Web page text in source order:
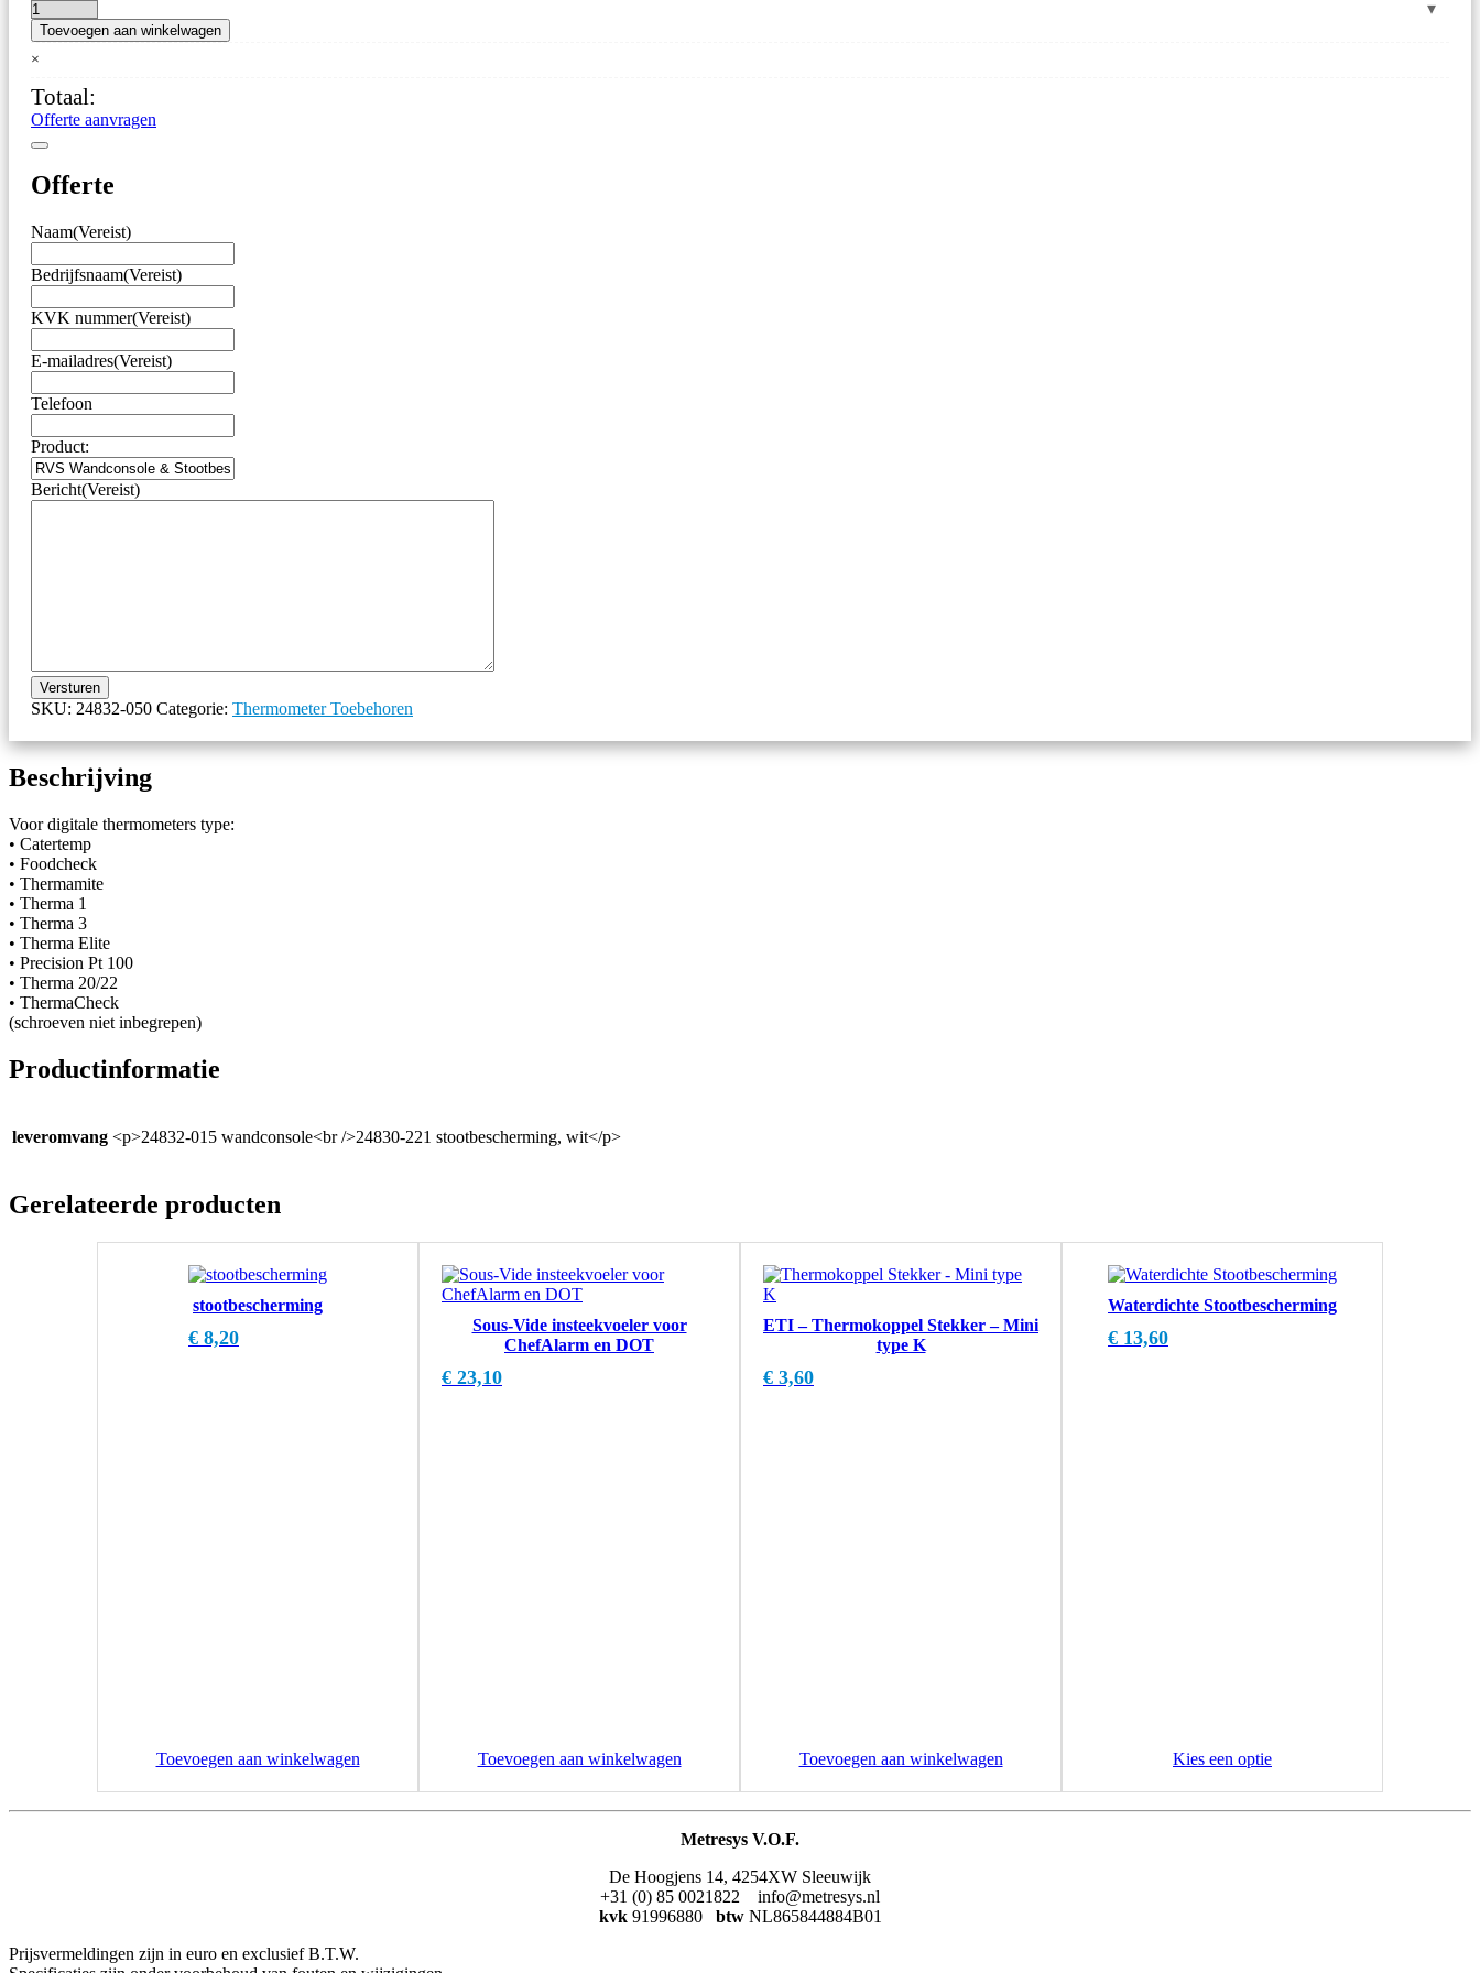
RVS
Wandconsole
&
aantal
Toevoegen aan winkelwagen
×
Totaal:
Offerte aanvragen
Offerte
Naam(Vereist)
Bedrijfsnaam(Vereist)
KVK nummer(Vereist)
E-mailadres(Vereist)
Telefoon
Product:
Bericht(Vereist)
Versturen
SKU: 24832-050 Categorie: Thermometer Toebehoren
Beschrijving
Voor digitale thermometers type:
• Catertemp
• Foodcheck
• Thermamite
• Therma 1
• Therma 3
• Therma Elite
• Precision Pt 100
• Therma 20/22
• ThermaCheck
(schroeven niet inbegrepen)
Productinformatie
leveromvang <p>24832-015 wandconsole<br />24830-221 stootbescherming, wit</p>
Gerelateerde producten
stootbescherming
€ 8,20
Toevoegen aan winkelwagen
Sous-Vide insteekvoeler voor
ChefAlarm en DOT
€ 23,10
Toevoegen aan winkelwagen
ETI – Thermokoppel Stekker – Mini
type K
€ 3,60
Toevoegen aan winkelwagen
Waterdichte Stootbescherming
€ 13,60
Kies een optie
Metresys V.O.F.
De Hoogjens 14, 4254XW Sleeuwijk
+31 (0) 85 0021822 info@metresys.nl
kvk 91996880 btw NL865844884B01
Prijsvermeldingen zijn in euro en exclusief B.T.W.